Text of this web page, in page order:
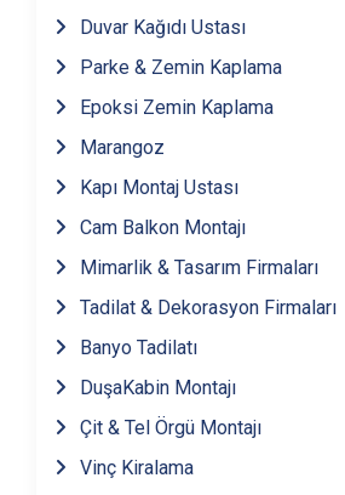
Karacabey (1)
Mustafakemalpaşa (1)
Büyükorhan (1)
Keles (1)
Orhaneli (1)
Orhangazi (1)
Duvar Kağıdı Ustası
Parke & Zemin Kaplama
Epoksi Zemin Kaplama
Marangoz
Kapı Montaj Ustası
Cam Balkon Montajı
Mimarlik & Tasarım Firmaları
Tadilat & Dekorasyon Firmaları
Banyo Tadilatı
DuşaKabin Montajı
Çit & Tel Örgü Montajı
Vinç Kiralama